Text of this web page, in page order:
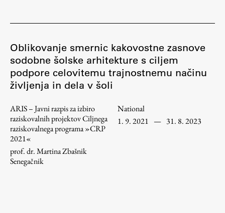
Study Programmes
Enrolment
Study Practice
Completing a Programme
ŠIS (SI)
ŠIS (EN)
Oblikovanje smernic kakovostne zasnove
sodobne šolske arhitekture s ciljem
podpore celovitemu trajnostnemu načinu
življenja in dela v šoli
ARIS – Javni razpis za izbiro
raziskovalnih projektov Ciljnega
raziskovalnega programa »CRP
2021«
prof. dr. Martina Zbašnik
Senegačnik
National
1. 9. 2021 — 31. 8. 2023